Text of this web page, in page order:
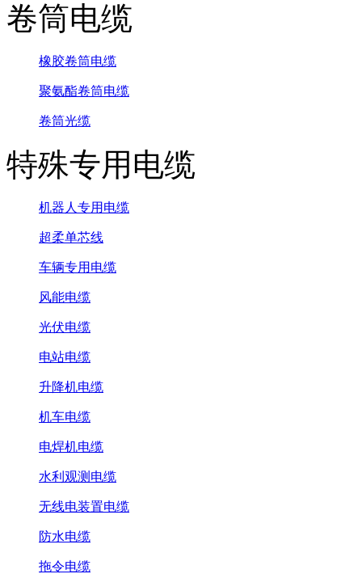
卷筒电缆
橡胶卷筒电缆
聚氨酯卷筒电缆
卷筒光缆
特殊专用电缆
机器人专用电缆
超柔单芯线
车辆专用电缆
风能电缆
光伏电缆
电站电缆
升降机电缆
机车电缆
电焊机电缆
水利观测电缆
无线电装置电缆
防水电缆
拖令电缆